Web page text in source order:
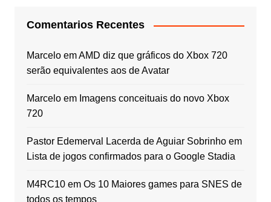
Comentarios Recentes
MarceloemAMD diz que gráficos do Xbox 720
serão equivalentes aos de Avatar
Marceloem Imagens conceituais do novo Xbox
720
Pastor Edemerval Lacerda de Aguiar Sobrinhoem
Lista de jogos confirmados para o Google Stadia
M4RC10em Os 10 Maiores games para SNES de
todos os tempos